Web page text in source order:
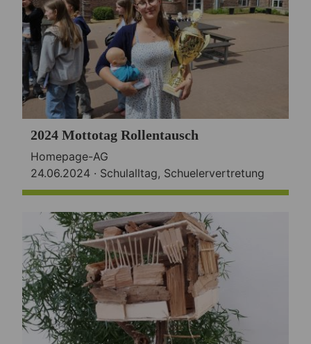
2024 Mottotag Rollentausch
Homepage-AG
24.06.2024 · Schulalltag, Schuelervertretung